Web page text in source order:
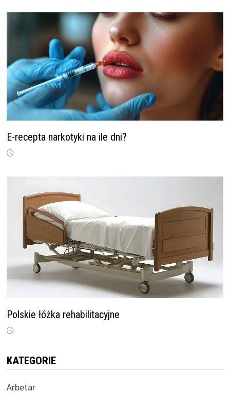
E-recepta narkotyki na ile dni?
Polskie łóżka rehabilitacyjne
KATEGORIE
Arbetar